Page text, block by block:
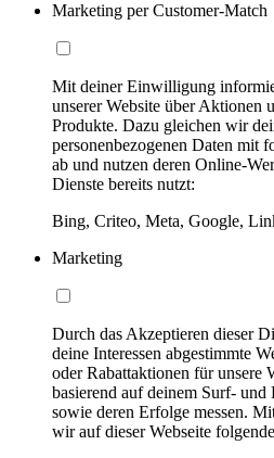
Marketing per Customer-Match
Mit deiner Einwilligung
unserer Website über Aktionen
Produkte. Dazu gleichen wir
personenbezogenen Daten mit
ab und nutzen deren Online-
Dienste bereits nutzt:
Bing, Criteo, Meta, Google,
Marketing
Durch das Akzeptieren dieser
deine Interessen abgestimmte
oder Rabattaktionen für unsere
basierend auf deinem Surf- und
sowie deren Erfolge messen.
wir auf dieser Webseite